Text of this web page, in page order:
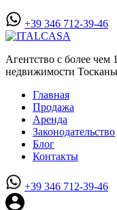
+39 346 712-39-46
Агентство с более
недвижимости
Главная
Продажа
Аренда
Законодательство
Блог
Контакты
+39 346 712-39-46